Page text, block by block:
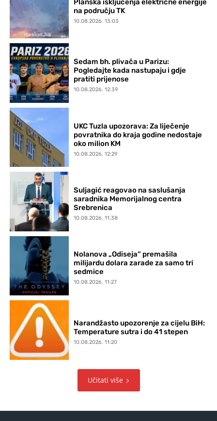
Planska isključenja električne energije
na području TK
10.08.2026. 13:03
Sedam bh. plivača u Parizu:
Pogledajte kada nastupaju i gdje
pratiti prijenose
10.08.2026. 12:39
UKC Tuzla upozorava: Za liječenje
povratnika do kraja godine nedostaje
oko milion KM
10.08.2026. 12:29
Suljagić reagovao na saslušanja
saradnika Memorijalnog centra
Srebrenica
10.08.2026. 11:38
Nolanova „Odiseja“ premašila
milijardu dolara zarade za samo tri
sedmice
10.08.2026. 11:27
Narandžasto upozorenje za cijelu BiH:
Temperature sutra i do 41 stepen
10.08.2026. 11:20
Učitati više